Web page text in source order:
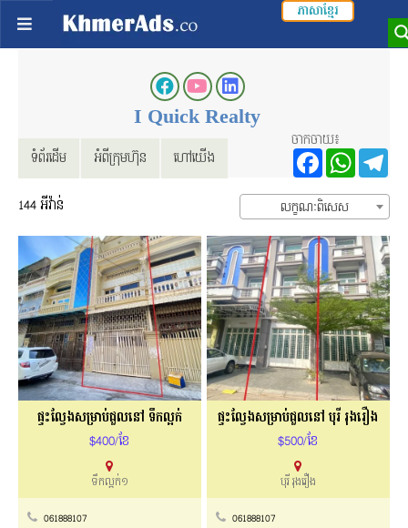
ភាសាខ្មែរ
I Quick Realty
ទំព័រដើម អំពីក្រុមហ៊ុន ហៅយើង
ចាកចាយ៖
លក្ខណៈពិសេស
144អីវ៉ាន់
ផ្ទះល្វែងសម្រាប់ជួលនៅ ទឹកល្អក់
$400/ខែ
ទឹកល្អក់១
061888107
ផ្ទះល្វែងសម្រាប់ជួលនៅ បុរី រុងរឿង
$500/ខែ
បុរី រុងរឿង
061888107